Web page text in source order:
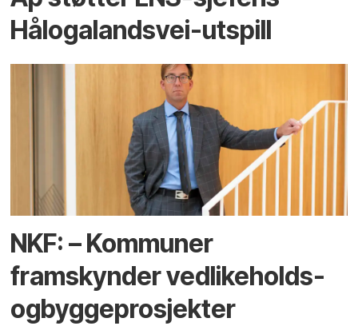
Hålogalandsvei-utspill
NKF: – Kommuner
framskynder vedlikeholds-
ogbyggeprosjekter